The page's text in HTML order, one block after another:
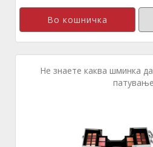
Не знаете каква шминка